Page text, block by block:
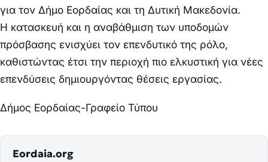
για τον Δήμο Εορδαίας και τη Δυτική Μακεδονία.
Η κατασκευή και η αναβάθμιση των υποδομών
πρόσβασης ενισχύει τον επενδυτικό της ρόλο,
καθιστώντας έτσι την περιοχή πιο ελκυστική για νέες
επενδύσεις δημιουργόντας θέσεις εργασίας.
Δήμος Εορδαίας-Γραφείο Τύπου
Eordaia.org